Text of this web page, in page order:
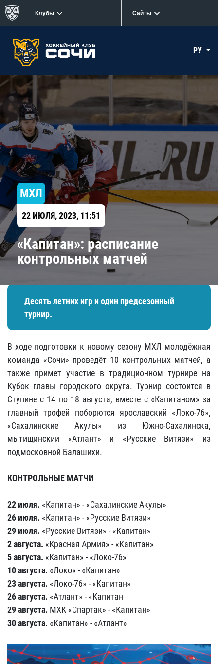
Клубы Сайты
РУ
МХЛ
22 ИЮЛЯ, 2023, 11:51
«Капитан»: расписание
контрольных матчей
Десять летних игр и один предсезонный
турнир.
В ходе подготовки к новому сезону МХЛ молодёжная
команда «Сочи» проведёт 10 контрольных матчей, а
также примет участие в традиционном турнире на
Кубок главы городского округа. Турнир состоится в
Ступине с 14 по 18 августа, вместе с «Капитаном» за
главный трофей поборются ярославский «Локо-76»,
«Сахалинские Акулы» из Южно-Сахалинска,
мытищинский «Атлант» и «Русские Витязи» из
подмосковной Балашихи.
КОНТРОЛЬНЫЕ МАТЧИ
22 июля. «Капитан» - «Сахалинские Акулы»
26 июля. «Капитан» - «Русские Витязи»
29 июля. «Русские Витязи» - «Капитан»
2 августа. «Красная Армия» - «Капитан»
5 августа. «Капитан» - «Локо-76»
10 августа. «Локо» - «Капитан»
23 августа. «Локо-76» - «Капитан»
26 августа. «Атлант» - «Капитан
29 августа. МХК «Спартак» - «Капитан»
30 августа. «Капитан» - «Атлант»